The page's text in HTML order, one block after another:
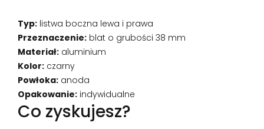
Typ: listwa boczna lewa i prawa
Przeznaczenie: blat o grubości 38 mm
Materiał: aluminium
Kolor: czarny
Powłoka: anoda
Opakowanie: indywidualne
Co zyskujesz?